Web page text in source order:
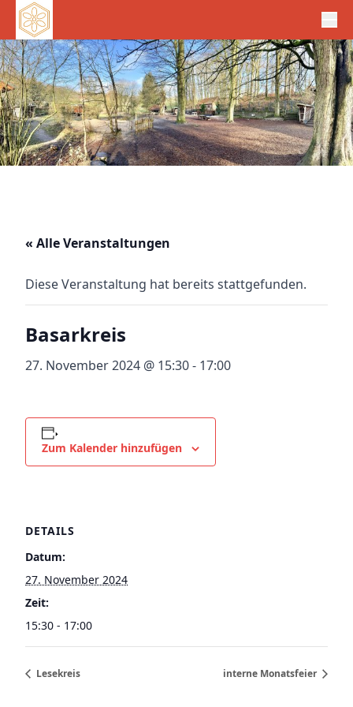
« Alle Veranstaltungen
Diese Veranstaltung hat bereits stattgefunden.
Basarkreis
27. November 2024 @ 15:30- 17:00
Zum Kalender hinzufügen
DETAILS
Datum:
27. November 2024
Zeit:
15:30 - 17:00
Lesekreis interne Monatsfeier